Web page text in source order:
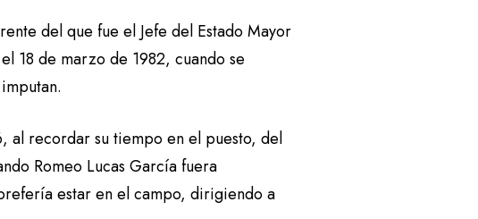
del que fue el Jefe del Estado Mayor
18 de marzo de 1982, cuando se
al recordar su tiempo en el puesto, del
Romeo Lucas García fuera
estar en el campo, dirigiendo a